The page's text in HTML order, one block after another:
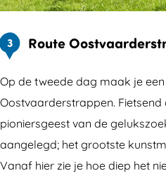
3 Route
Op de tweede dag maak je
Oostvaarderstrappen.
pioniersgeest van de
aangelegd; het grootste
Vanaf hier zie je hoe diep het